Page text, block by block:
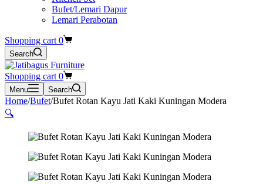
Bufet/Lemari Dapur
Lemari Perabotan
Shopping cart 0
Search
Shopping cart 0
Menu Search
Home/Bufet/Bufet Rotan Kayu Jati Kaki Kuningan Modera
🔍